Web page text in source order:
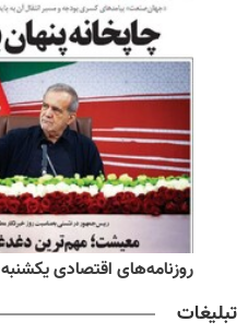
روزنامه‌های اقتصادی یکشنبه ۱۸ مرداد ۱۴۰۵
تبلیغات